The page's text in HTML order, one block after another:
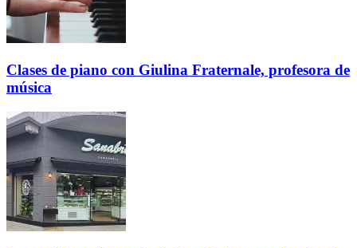
Clases de piano con Giulina Fraternale, profesora de
música